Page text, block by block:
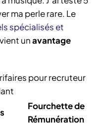
ma perle rare. Le
spécialisés et
unavantage
pour recruteur
Fourchette de
Rémunération